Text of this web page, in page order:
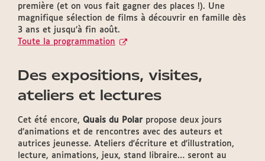
première (et on vous fait gagner des places !). Une
magnifique sélection de films à découvrir en famille dès
3 ans et jusqu’à fin août.
Toute la programmation
Des expositions, visites,
ateliers et lectures
Cet été encore, Quais du Polar propose deux jours
d’animations et de rencontres avec des auteurs et
autrices jeunesse. Ateliers d'écriture et d'illustration,
lecture, animations, jeux, stand libraire… seront au